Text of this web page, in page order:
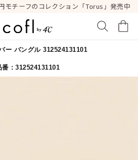
モチーフのコレクション「Torus」発売中
キーワードで検索する
ー バングル 312524131101
番：312524131101